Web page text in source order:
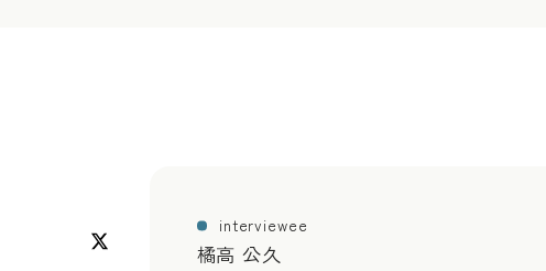
interviewee
橘高 公久